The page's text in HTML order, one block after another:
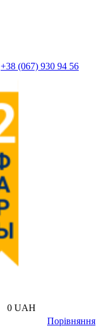
+38 (067) 930 94 56
0 UAH
Порівняння